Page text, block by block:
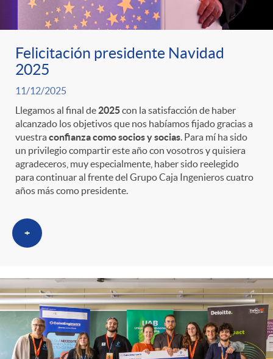
Felicitación presidente Navidad
2025
11/12/2025
Llegamos al final de 2025con la satisfacción de haber
alcanzado los objetivos que nos habíamos fijado gracias a
vuestra confianza como socios y socias. Para mí ha sido
un privilegio compartir este año con vosotros y quisiera
agradeceros, muy especialmente, haber sido reelegido
para continuar al frente del Grupo Caja Ingenieros cuatro
años más como presidente.
+